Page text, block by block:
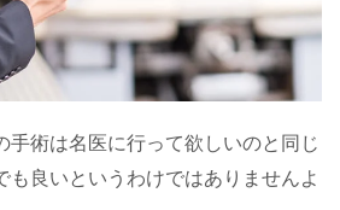
手術は名医に行って欲しいのと同じ
も良いというわけではありませんよ